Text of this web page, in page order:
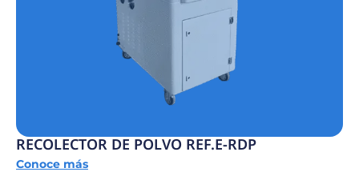
RECOLECTOR DE POLVO REF.E-RDP
Conoce más